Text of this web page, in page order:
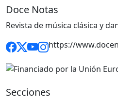
Doce Notas
Revista de música clásica y
https://
Secciones